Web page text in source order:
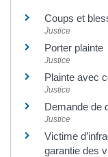
Coups et
Justice
Porter plainte
Justice
Plainte avec
Justice
Demande de
Justice
Victime
garantie des